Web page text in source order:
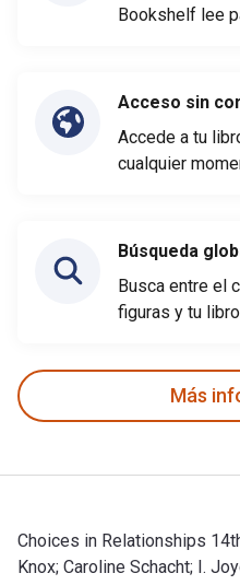
Bookshelf lee
Acceso sin
Accede a tu
cualquier
Búsqueda
Busca entre el
figuras y tu
Más
Choices in Relationships
Knox; Caroline Schacht; I.